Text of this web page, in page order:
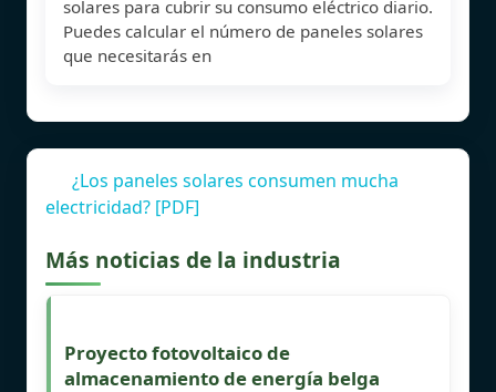
solares para cubrir su consumo eléctrico diario.
Puedes calcular el número de paneles solares
que necesitarás en
¿Los paneles solares consumen mucha
electricidad? [PDF]
Más noticias de la industria
Proyecto fotovoltaico de
almacenamiento de energía belga